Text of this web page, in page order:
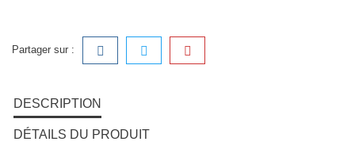
Partager sur :
DESCRIPTION
DÉTAILS DU PRODUIT